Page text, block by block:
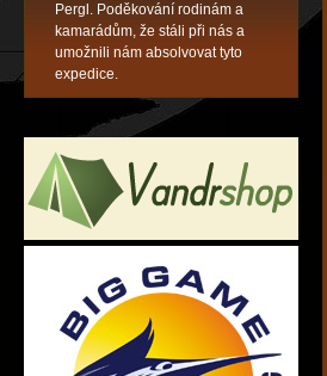
Pergl. Poděkování rodinám a
kamarádům, že stáli při nás a
umožnili nám absolvovat tyto
expedice.